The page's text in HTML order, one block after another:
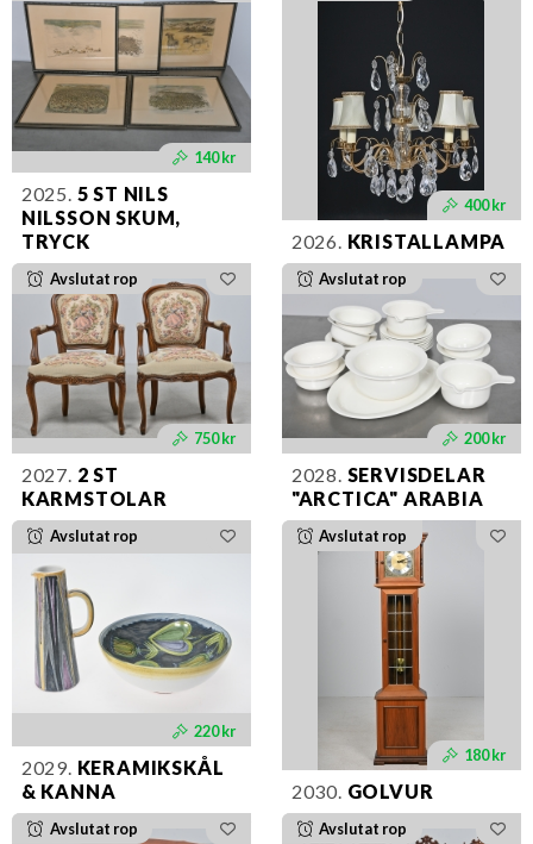
140 kr
2025. 5 ST NILS
NILSSON SKUM,
TRYCK
400 kr
2026. KRISTALLAMPA
Avslutat rop
750 kr
2027. 2 ST
KARMSTOLAR
Avslutat rop
200 kr
2028. SERVISDELAR
"ARCTICA" ARABIA
Avslutat rop
220 kr
2029. KERAMIKSKÅL
& KANNA
Avslutat rop
180 kr
2030. GOLVUR
Avslutat rop Avslutat rop